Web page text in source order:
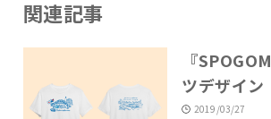
関連記事
『
ツデザイン
2019/03/27